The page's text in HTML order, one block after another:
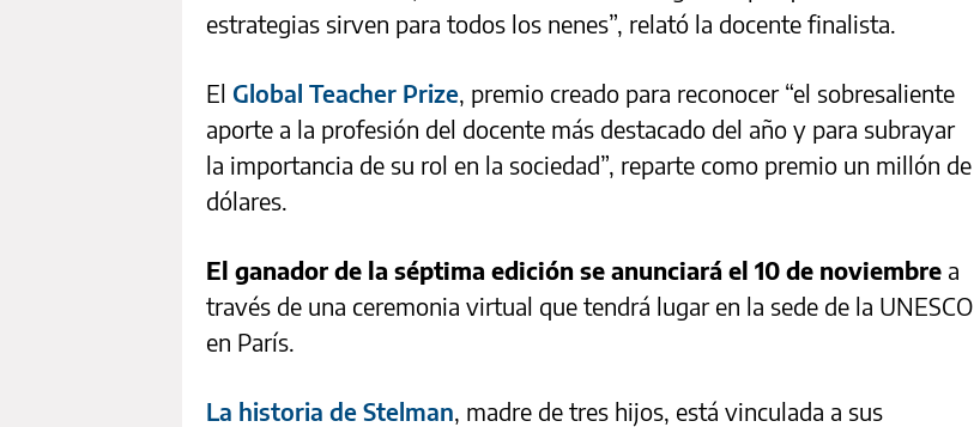
estrategias sirven para todos los nenes”, relató la docente finalista.
El Global Teacher Prize, premio creado para reconocer “el sobresaliente
aporte a la profesión del docente más destacado del año y para subrayar
la importancia de su rol en la sociedad”, reparte como premio un millón de
dólares.
El ganador de la séptima edición se anunciará el 10 de noviembre a
través de una ceremonia virtual que tendrá lugar en la sede de la UNESCO
en París.
La historia de Stelman, madre de tres hijos, está vinculada a sus